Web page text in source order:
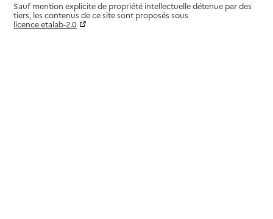
Sauf mention explicite de propriété intellectuelle détenue par des
tiers, les contenus de ce site sont proposés sous
licence etalab-2.0